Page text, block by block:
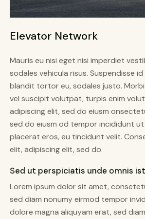
Elevator Network
Mauris eu nisi eget nisi imperdiet
sodales vehicula risus. Suspendisse
blandit tortor eu, sodales justo.
vel suscipit volutpat, turpis enim
adipiscing elit, sed do eiusm
sed do eiusm od tempor incididunt ut
placerat eros, eu tincidunt velit.
elit, adipiscing elit, sed do.
Sed ut perspiciatis unde omnis
Lorem ipsum dolor sit amet,
sed diam nonumy eirmod tempor
dolore magna aliquyam erat, sed